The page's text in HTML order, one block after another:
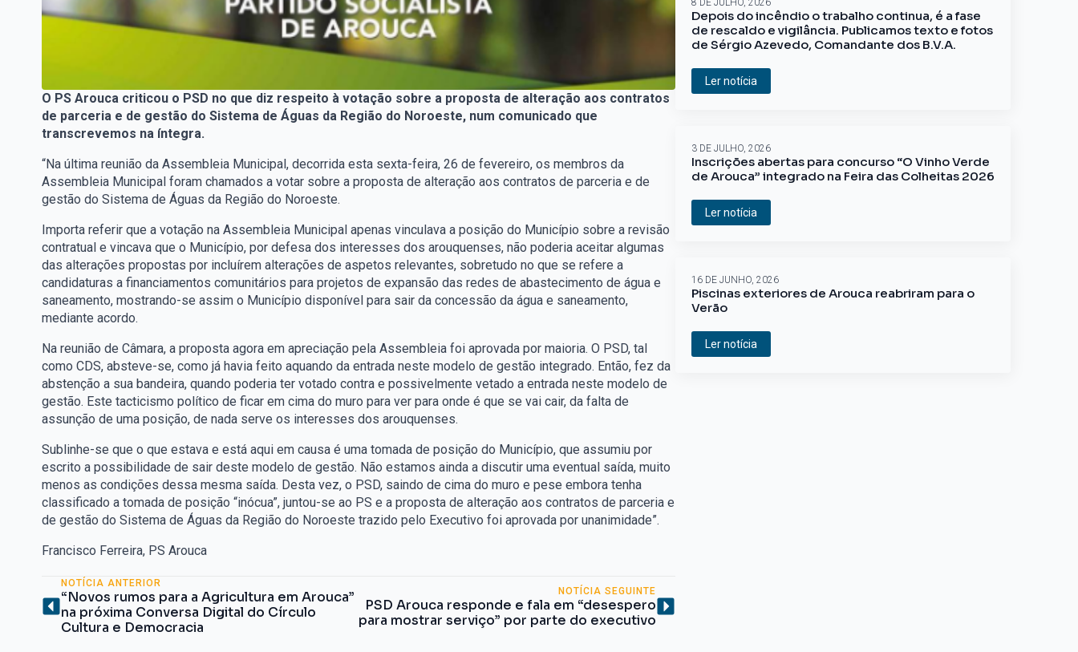
O PS Arouca criticou o PSD no que diz respeito à votação sobre a proposta de alteração aos contratos
de parceria e de gestão do Sistema de Águas da Região do Noroeste, num comunicado que
transcrevemos na íntegra.
“Na última reunião da Assembleia Municipal, decorrida esta sexta-feira, 26 de fevereiro, os membros da
Assembleia Municipal foram chamados a votar sobre a proposta de alteração aos contratos de parceria e de
gestão do Sistema de Águas da Região do Noroeste.
Importa referir que a votação na Assembleia Municipal apenas vinculava a posição do Município sobre a revisão
contratual e vincava que o Município, por defesa dos interesses dos arouquenses, não poderia aceitar algumas
das alterações propostas por incluírem alterações de aspetos relevantes, sobretudo no que se refere a
candidaturas a financiamentos comunitários para projetos de expansão das redes de abastecimento de água e
saneamento, mostrando-se assim o Município disponível para sair da concessão da água e saneamento,
mediante acordo.
Na reunião de Câmara, a proposta agora em apreciação pela Assembleia foi aprovada por maioria. O PSD, tal
como CDS, absteve-se, como já havia feito aquando da entrada neste modelo de gestão integrado. Então, fez da
abstenção a sua bandeira, quando poderia ter votado contra e possivelmente vetado a entrada neste modelo de
gestão. Este tacticismo político de ficar em cima do muro para ver para onde é que se vai cair, da falta de
assunção de uma posição, de nada serve os interesses dos arouquenses.
Sublinhe-se que o que estava e está aqui em causa é uma tomada de posição do Município, que assumiu por
escrito a possibilidade de sair deste modelo de gestão. Não estamos ainda a discutir uma eventual saída, muito
menos as condições dessa mesma saída. Desta vez, o PSD, saindo de cima do muro e pese embora tenha
classificado a tomada de posição “inócua”, juntou-se ao PS e a proposta de alteração aos contratos de parceria e
de gestão do Sistema de Águas da Região do Noroeste trazido pelo Executivo foi aprovada por unanimidade”.
Francisco Ferreira, PS Arouca
NOTÍCIA ANTERIOR
“Novos rumos para a Agricultura em Arouca”
na próxima Conversa Digital do Círculo
Cultura e Democracia
NOTÍCIA SEGUINTE
PSD Arouca responde e fala em “desespero
para mostrar serviço” por parte do executivo
Depois do incêndio o trabalho continua, é a fase
de rescaldo e vigilância. Publicamos texto e fotos
de Sérgio Azevedo, Comandante dos B.V.A.
8 DE JULHO, 2026
Ler notícia
Inscrições abertas para concurso “O Vinho Verde
de Arouca” integrado na Feira das Colheitas 2026
3 DE JULHO, 2026
Ler notícia
Piscinas exteriores de Arouca reabriram para o
Verão
16 DE JUNHO, 2026
Ler notícia